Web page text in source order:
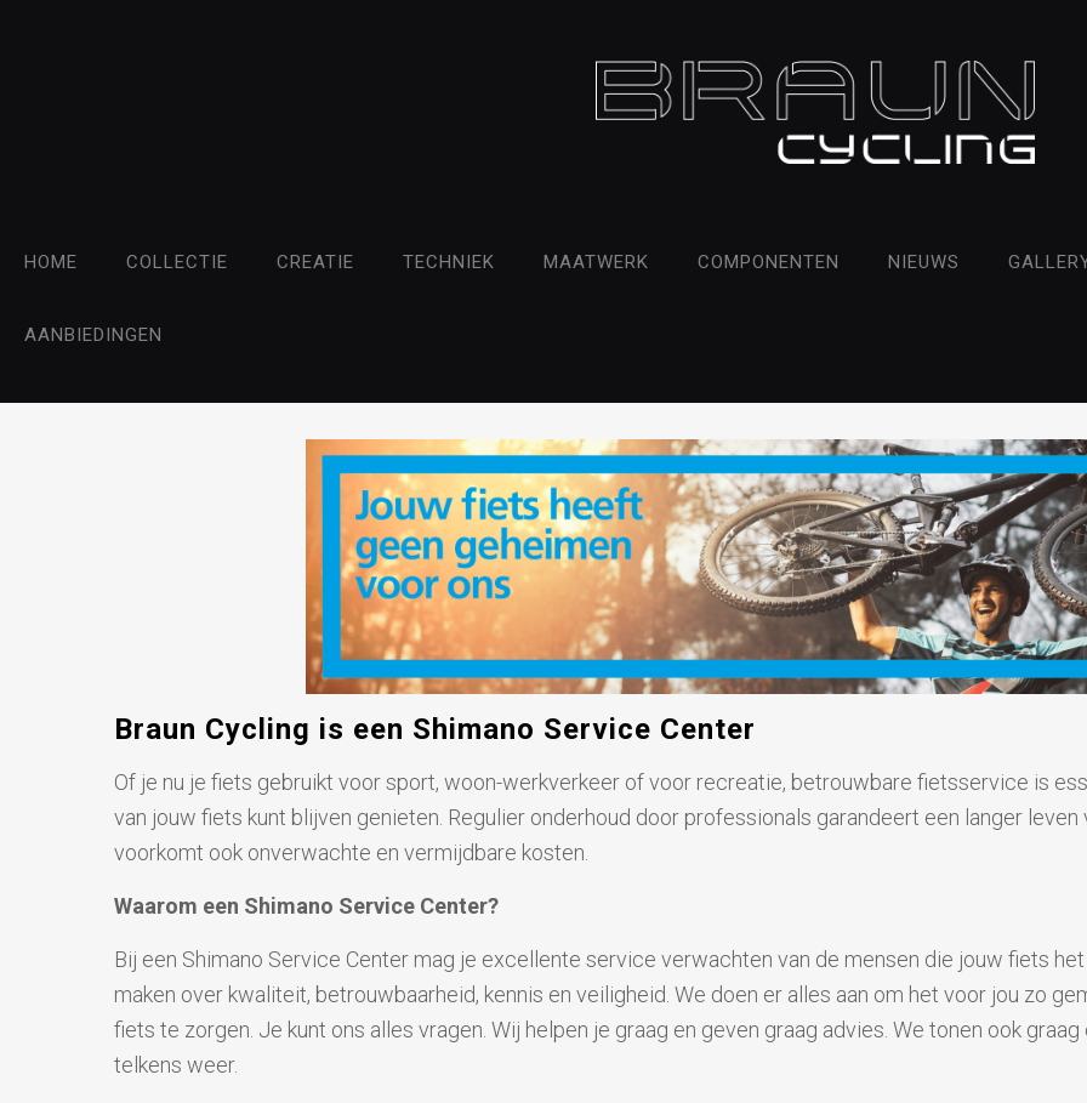
HOME COLLECTIE CREATIE TECHNIEK MAATWERK COMPONENTEN NIEUWS
AANBIEDINGEN
Braun Cycling is een Shimano Service Center
Of je nu je fiets gebruikt voor sport, woon-werkverkeer of voor recreatie, betrouwbare fietsservice is
van jouw fiets kunt blijven genieten. Regulier onderhoud door professionals garandeert een langer
voorkomt ook onverwachte en vermijdbare kosten.
Waarom een Shimano Service Center?
Bij een Shimano Service Center mag je excellente service verwachten van de mensen die jouw fiets
maken over kwaliteit, betrouwbaarheid, kennis en veiligheid. We doen er alles aan om het voor jou zo
fiets te zorgen. Je kunt ons alles vragen. Wij helpen je graag en geven graag advies. We tonen ook
telkens weer.